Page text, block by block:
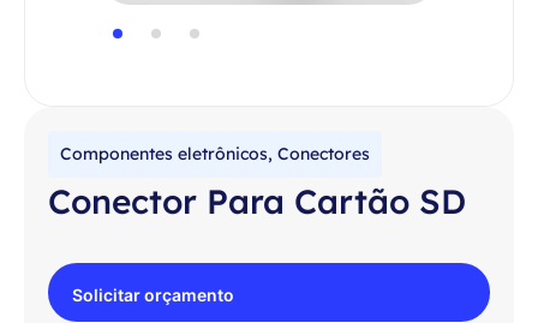
Componentes eletrônicos, Conectores
Conector Para Cartão SD
Solicitar orçamento